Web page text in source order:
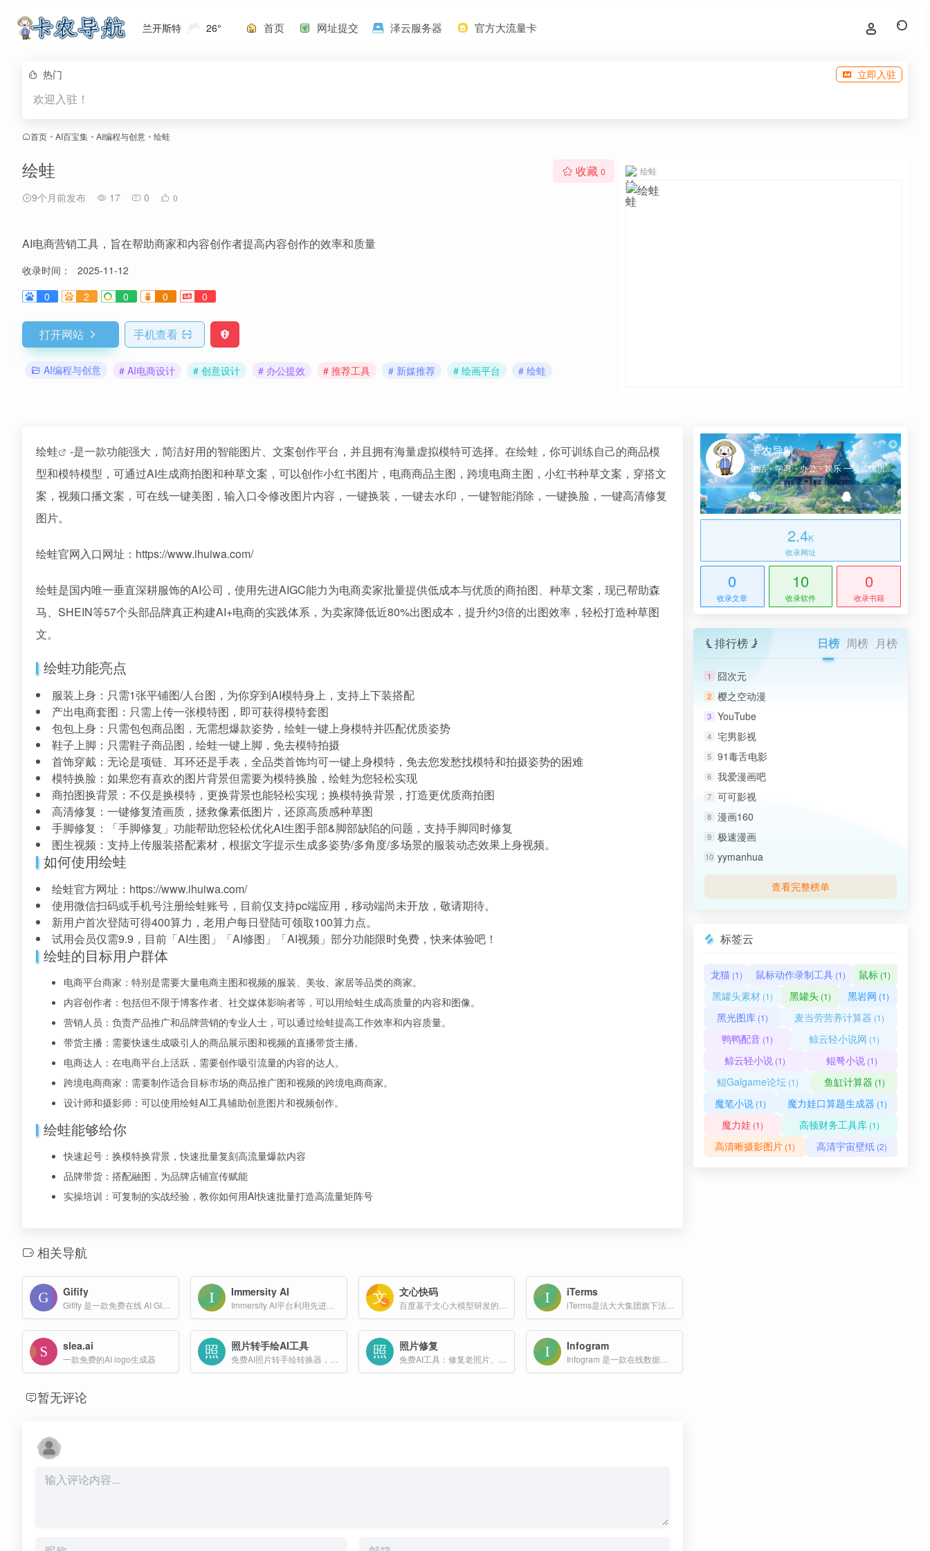
兰开斯特 26° 首页 网址提交 泽云服务器 官方大流量卡
热门 立即入驻
欢迎入驻！
首页 • AI百宝集 • AI编程与创意 • 绘蛙
绘蛙
9个月前发布 17 0 0
收藏 0
AI电商营销工具，旨在帮助商家和内容创作者提高内容创作的效率和质量
收录时间：
2025-11-12
0
2 0 0 0
打开网站 手机查看
AI编程与创意 # AI电商设计 # 创意设计 # 办公提效 # 推荐工具 # 新媒推荐 # 绘画平台 # 绘蛙
绘蛙
绘蛙
-是一款功能强大，简洁好用的智能图片、文案创作平台，并且拥有海量虚拟模特可选择。在绘蛙，你可训练自己的商品模
型和模特模型，可通过AI生成商拍图和种草文案，可以创作小红书图片，电商商品主图，跨境电商主图，小红书种草文案，穿搭文
案，视频口播文案，可在线一键美图，输入口令修改图片内容，一键换装，一键去水印，一键智能消除，一键换脸，一键高清修复
图片。
绘蛙官网入口网址：https://www.ihuiwa.com/
绘蛙是国内唯一垂直深耕服饰的AI公司，使用先进AIGC能力为电商卖家批量提供低成本与优质的商拍图、种草文案，现已帮助森
马、SHEIN等57个头部品牌真正构建AI+电商的实践体系，为卖家降低近80%出图成本，提升约3倍的出图效率，轻松打造种草图
文。
绘蛙功能亮点
服装上身：只需1张平铺图/人台图，为你穿到AI模特身上，支持上下装搭配
产出电商套图：只需上传一张模特图，即可获得模特套图
包包上身：只需包包商品图，无需想爆款姿势，绘蛙一键上身模特并匹配优质姿势
鞋子上脚：只需鞋子商品图，绘蛙一键上脚，免去模特拍摄
首饰穿戴：无论是项链、耳环还是手表，全品类首饰均可一键上身模特，免去您发愁找模特和拍摄姿势的困难
模特换脸：如果您有喜欢的图片背景但需要为模特换脸，绘蛙为您轻松实现
商拍图换背景：不仅是换模特，更换背景也能轻松实现；换模特换背景，打造更优质商拍图
高清修复：一键修复渣画质，拯救像素低图片，还原高质感种草图
手脚修复：「手脚修复」功能帮助您轻松优化AI生图手部&脚部缺陷的问题，支持手脚同时修复
图生视频：支持上传服装搭配素材，根据文字提示生成多姿势/多角度/多场景的服装动态效果上身视频。
如何使用绘蛙
绘蛙官方网址：https://www.ihuiwa.com/
使用微信扫码或手机号注册绘蛙账号，目前仅支持pc端应用，移动端尚未开放，敬请期待。
新用户首次登陆可得400算力，老用户每日登陆可领取100算力点。
试用会员仅需9.9，目前「AI生图」「AI修图」「AI视频」部分功能限时免费，快来体验吧！
绘蛙的目标用户群体
电商平台商家：特别是需要大量电商主图和视频的服装、美妆、家居等品类的商家。
内容创作者：包括但不限于博客作者、社交媒体影响者等，可以用绘蛙生成高质量的内容和图像。
营销人员：负责产品推广和品牌营销的专业人士，可以通过绘蛙提高工作效率和内容质量。
带货主播：需要快速生成吸引人的商品展示图和视频的直播带货主播。
电商达人：在电商平台上活跃，需要创作吸引流量的内容的达人。
跨境电商商家：需要制作适合目标市场的商品推广图和视频的跨境电商商家。
设计师和摄影师：可以使用绘蛙AI工具辅助创意图片和视频创作。
绘蛙能够给你
快速起号：换模特换背景，快速批量复刻高流量爆款内容
品牌带货：搭配融图，为品牌店铺宣传赋能
实操培训：可复制的实战经验，教你如何用AI快速批量打造高流量矩阵号
相关导航
Gifify Immersity AI
Immersity AI平台利用先进的神经深度引擎技术，能够快速生成高质量的深度图，从而将二维平面内容转化为具有深度和动态效果的三维内容，为用户提供前所未有的视觉体验。
文心快码 iTerms
slea.ai
一款免费的AI logo生成器
照片转手绘AI工具 照片修复 Infogram
暂无评论
卡农导航
生活・学习・办公・娱乐 一站式优质网址导航
2.4K
收录网址
0
收录文章
10
收录软件
0
收录书籍
排行榜 日榜 周榜 月榜
1 囧次元
2 樱之空动漫
3 YouTube
4 宅男影视
5 91毒舌电影
6 我爱漫画吧
7 可可影视
8 漫画160
9 极速漫画
10 yymanhua
查看完整榜单
标签云
龙猫(1) 鼠标动作录制工具(1) 鼠标 (1)
黑罐头素材 (1) 黑罐头 (1) 黑岩网 (1)
黑光图库 (1) 麦当劳营养计算器 (1)
鸭鸭配音 (1) 鲸云轻小说网 (1)
鲸云轻小说(1) 鲲弩小说(1)
鲲Galgame论坛(1) 鱼缸计算器 (1)
魔笔小说(1) 魔力娃口算题生成器 (1)
魔力娃 (1) 高顿财务工具库 (1)
高清晰摄影图片(1) 高清宇宙壁纸(2)